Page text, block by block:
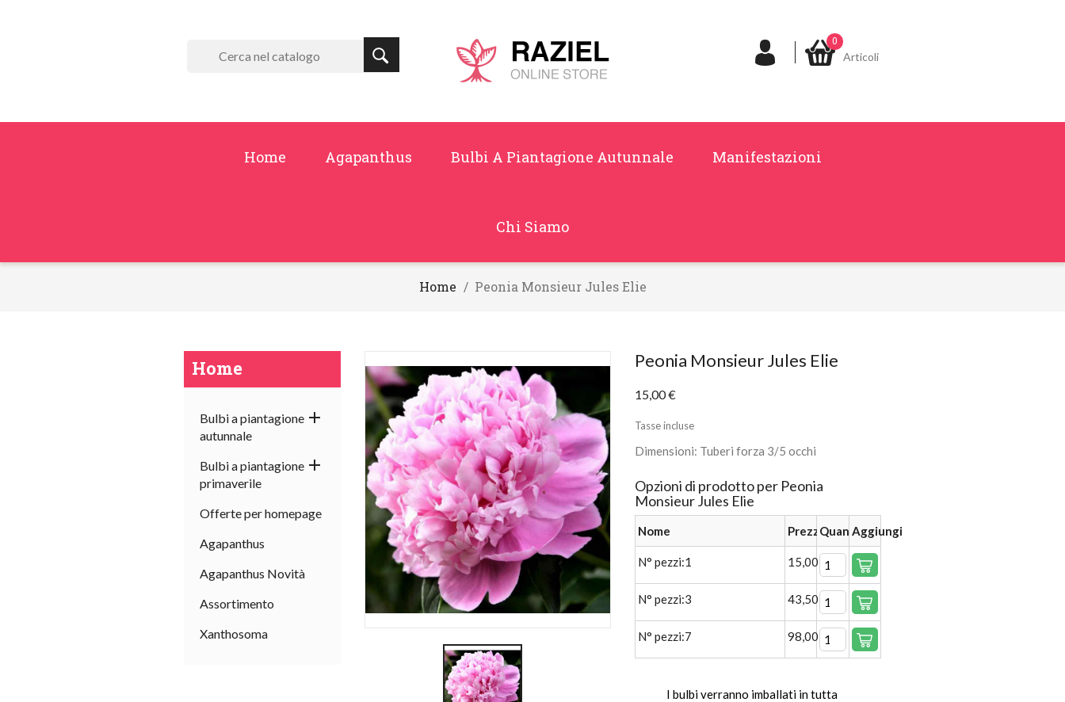
0
Articoli
Home Agapanthus Bulbi A Piantagione Autunnale Manifestazioni
Chi Siamo
Home Peonia Monsieur Jules Elie
Home
Bulbi a piantagione
autunnale

Bulbi a piantagione
primaverile

Offerte per homepage
Agapanthus
Agapanthus Novità
Assortimento
Xanthosoma
In saldo!
Peonia Monsieur Jules Elie
15,00 €
Tasse incluse
Dimensioni: Tuberi forza 3/5 occhi
Opzioni di prodotto per Peonia
Monsieur Jules Elie
Nome PrezzoQuantitàAggiungi
N° pezzi:1 15,00 €
N° pezzi:3 43,50 €
N° pezzi:7 98,00 €
I bulbi verranno imballati in tutta